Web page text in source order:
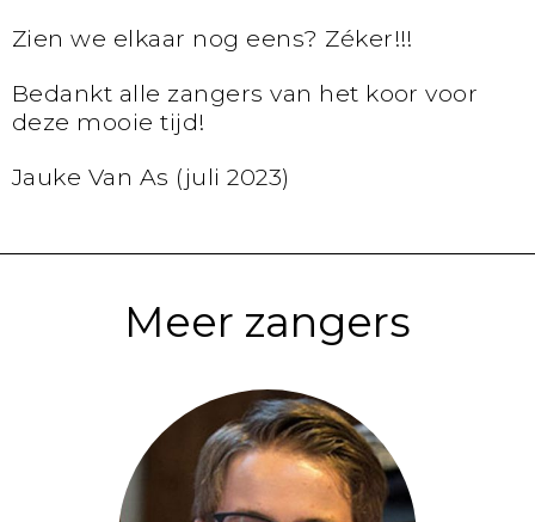
Zien we elkaar nog eens? Zéker!!!
Bedankt alle zangers van het koor voor
deze mooie tijd!
Jauke Van As (juli 2023)
Meer zangers